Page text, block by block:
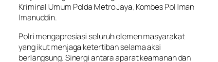
Kriminal Umum Polda Metro Jaya, Kombes Pol Iman
Imanuddin.
Polri mengapresiasi seluruh elemen masyarakat
yang ikut menjaga ketertiban selama aksi
berlangsung. Sinergi antara aparat keamanan dan